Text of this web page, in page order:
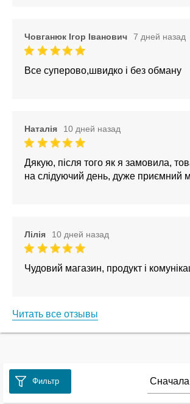
Човганюк Ігор Іванович 7 дней назад
Все суперово,швидко і без обману
Наталія 10 дней назад
Дякую, після того як я замовила,
на слідуючий день, дуже приємний
Лілія 10 дней назад
Чудовий магазин, продукт і
Читать все отзывы
Фильтр